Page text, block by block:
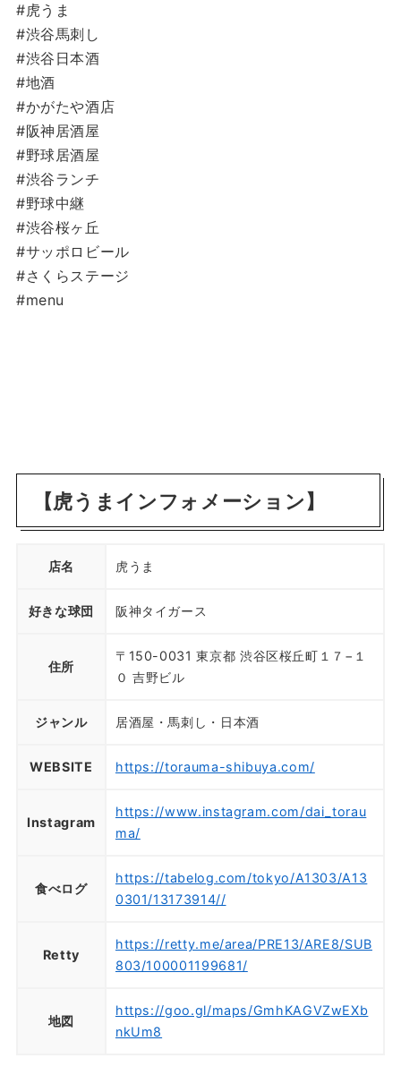
#虎うま
#渋谷馬刺し
#渋谷日本酒
#地酒
#かがたや酒店
#阪神居酒屋
#野球居酒屋
#渋谷ランチ
#野球中継
#渋谷桜ヶ丘
#サッポロビール
#さくらステージ
#menu
【虎うまインフォメーション】
店名 虎うま
好きな球団 阪神タイガース
住所
〒150-0031 東京都 渋谷区桜丘町１７−１
０ 吉野ビル
ジャンル 居酒屋・馬刺し・日本酒
WEBSITE https://torauma-shibuya.com/
Instagram
https://www.instagram.com/dai_torau
ma/
食べログ
https://tabelog.com/tokyo/A1303/A13
0301/13173914//
Retty
https://retty.me/area/PRE13/ARE8/SUB
803/100001199681/
地図
https://goo.gl/maps/GmhKAGVZwEXb
nkUm8